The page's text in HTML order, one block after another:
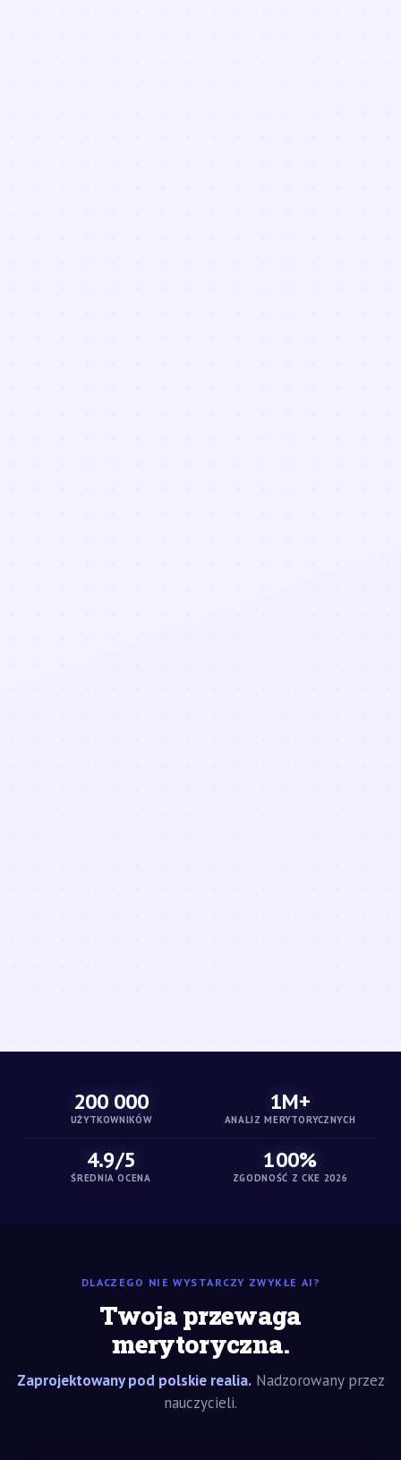
200 000
UŻYTKOWNIKÓW
1M+
ANALIZ MERYTORYCZNYCH
4.9/5
ŚREDNIA OCENA
100%
ZGODNOŚĆ Z CKE 2026
DLACZEGO NIE WYSTARCZY ZWYKŁE AI?
Twoja przewaga
merytoryczna.
Zaprojektowany pod polskie realia.Nadzorowany przez
nauczycieli.